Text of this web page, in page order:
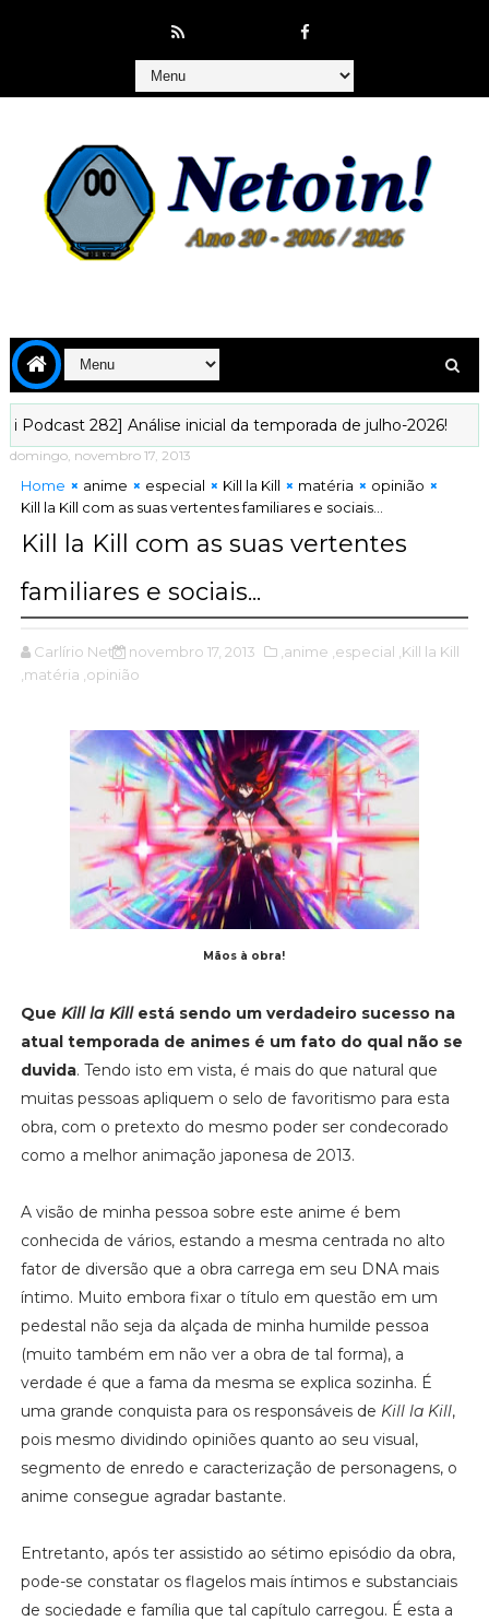
282] Análise inicial da temporada de julho-2026! [Kyoudai
domingo, novembro 17, 2013
Home anime especial Kill la Kill matéria
opinião
Kill la Kill com as suas vertentes familiares e sociais...
Kill la Kill com as suas vertentes
familiares e sociais...
Carlírio Neto novembro 17, 2013 ,anime ,especial ,Kill la Kill
,matéria ,opinião
Mãos à obra!
Que Kill la Killestá sendo um verdadeiro sucesso na
atual temporada de animes é um fato do qual não se
duvida. Tendo isto em vista, é mais do que natural que
muitas pessoas apliquem o selo de favoritismo para esta
obra, com o pretexto do mesmo poder ser condecorado
como a melhor animação japonesa de 2013.
A visão de minha pessoa sobre este anime é bem
conhecida de vários, estando a mesma centrada no alto
fator de diversão que a obra carrega em seu DNA mais
íntimo. Muito embora fixar o título em questão em um
pedestal não seja da alçada de minha humilde pessoa
(muito também em não ver a obra de tal forma), a
verdade é que a fama da mesma se explica sozinha. É
uma grande conquista para os responsáveis de Kill la Kill,
pois mesmo dividindo opiniões quanto ao seu visual,
segmento de enredo e caracterização de personagens, o
anime consegue agradar bastante.
Entretanto, após ter assistido ao sétimo episódio da obra,
pode-se constatar os flagelos mais íntimos e substanciais
de sociedade e família que tal capítulo carregou. É esta a